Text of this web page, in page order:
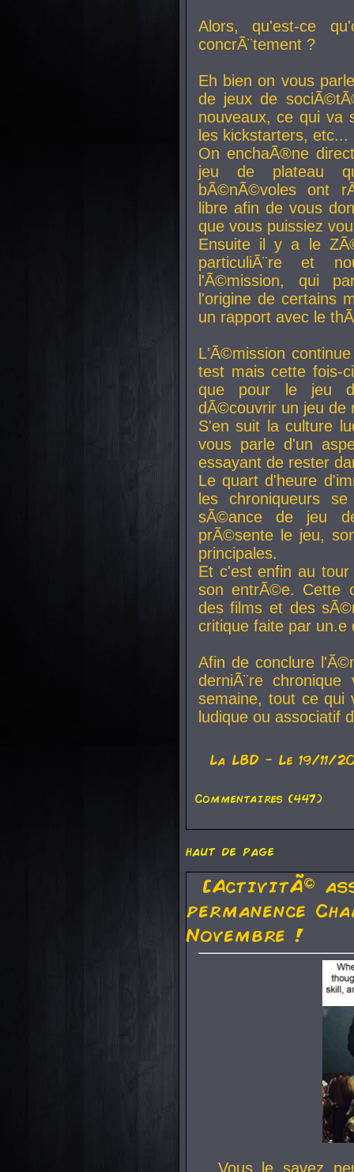
Alors, qu'est-ce
concrÃ¨tement ?
Eh bien on vous
de jeux de
nouveaux, ce qui va
les kickstarters, etc...
On enchaÃ®ne
jeu de plateau
bÃ©nÃ©voles ont
libre afin de vous
que vous puissiez
Ensuite il y a le
particuliÃ¨re et
l'Ã©mission, qui
l'origine de certains
un rapport avec le
L'Ã©mission
test mais cette fois-
que pour le jeu
dÃ©couvrir un jeu de
S'en suit la culture
vous parle d'un
essayant de rester
Le quart d'heure
les chroniqueurs
sÃ©ance de jeu
prÃ©sente le jeu,
principales.
Et c'est enfin au
son entrÃ©e. Cette
des films et des
critique faite par
Afin de conclure
derniÃ¨re
semaine, tout ce qui
ludique ou associatif
La LBD - Le 19/11/
Commentaires (447)
haut de page
[ActivitÃ©
permanence
Novembre !
Vous le savez